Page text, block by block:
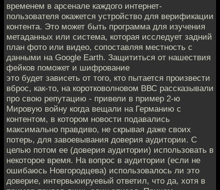
временем в арсенале каждого интернет-
пользователя окажется устройство для верификации
контента. Это может быть программа для изучения
метаданных или система, которая исследует задний
план фото или видео, сопоставляя местность с
данными на Google Earth. Защититься от нашествия
фейков поможет и шифрование
это будет зависеть от того, кто пытается произвести
вброс, как-то, на коротковолновом ВВС рассказывали
про свою репутацию - привели в пример 2-ю
Мировую войну когда вещали на Германию с
контентом, в котором новости подавались
максимально правдиво, не скрывая даже своих
потерь, для завоевывания доверия аудитории. С
целью потом ее (доверия аудитории) использовать в
некоторое время. На вопрос в аудитории (если не
ошибаюсь Новгородцева) использовалось ли это
доверие, интервьюируевый ответил, что да, хотя в